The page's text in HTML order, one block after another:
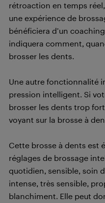
rétroaction en temps
une expérience de
bénéficiera d’un
indiquera comment,
brosser les dents.
Une autre fonctionnalité
pression intelligent. Si
brosser les dents trop
voyant sur la brosse à
Cette brosse à dents est
réglages de brossage
quotidien, sensible, soin
intense, très sensible,
blanchiment. Elle peut